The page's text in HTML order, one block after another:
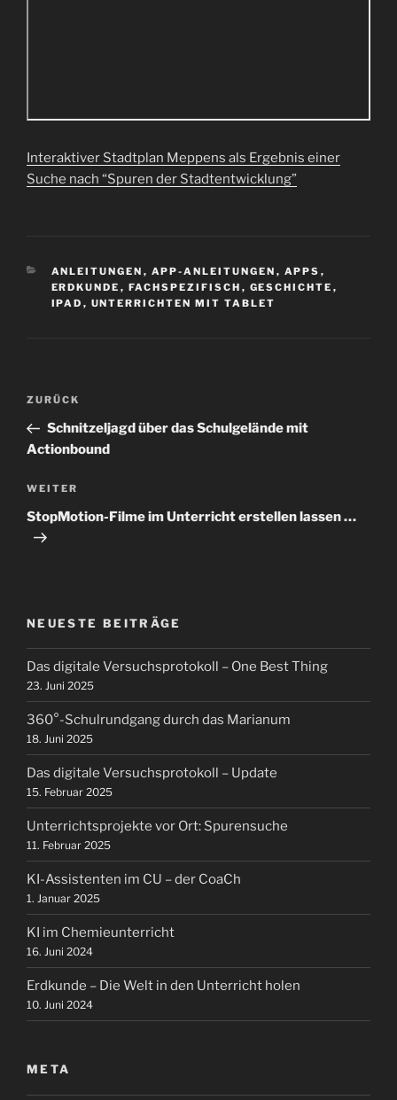
Interaktiver Stadtplan Meppens als Ergebnis einer
Suche nach “Spuren der Stadtentwicklung”
KATEGORIEN
ANLEITUNGEN , APP-ANLEITUNGEN , APPS ,
ERDKUNDE , FACHSPEZIFISCH , GESCHICHTE ,
IPAD , UNTERRICHTEN MIT TABLET
Beitragsnavigation
Vorheriger
Beitrag
ZURÜCK
Schnitzeljagd über das Schulgelände mit
Actionbound
Nächster
Beitrag
WEITER
StopMotion-Filme im Unterricht erstellen lassen …
NEUESTE BEITRÄGE
Das digitale Versuchsprotokoll – One Best Thing
23. Juni 2025
360°-Schulrundgang durch das Marianum
18. Juni 2025
Das digitale Versuchsprotokoll – Update
15. Februar 2025
Unterrichtsprojekte vor Ort: Spurensuche
11. Februar 2025
KI-Assistenten im CU – der CoaCh
1. Januar 2025
KI im Chemieunterricht
16. Juni 2024
Erdkunde – Die Welt in den Unterricht holen
10. Juni 2024
META